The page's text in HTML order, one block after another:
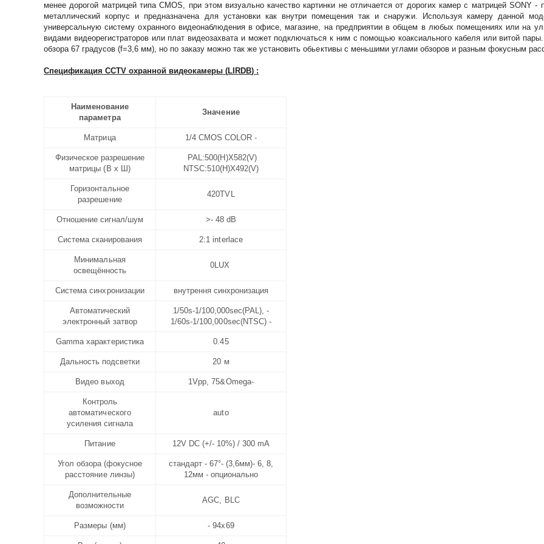
менее дорогой матрицей типа CMOS, при этом визуально качество картинки не отличается от дорогих камер с матрицей SONY -
металлический корпус и предназначена для установки как внутри помещения так и снаружи. Используя камеру данной
универсальную систему охранного видеонаблюдения в офисе, магазине, на предприятии в общем в любых помещениях или на
видами видеорегистраторов или плат видеозахвата и может подключаться к ним с помощью коаксиального кабеля или витой
обзора 67 градусов (f=3,6 мм), но по заказу можно так же установить обьективы с меньшими углами обзоров и разным фокусным
Спецификация CCTV охранной видеокамеры (LIRDB) :
Наименование
параметра
Значение
Матрица 1/4 CMOS COLOR -
Физическое разрешение
матрицы (В х Ш)
PAL:500(H)X582(V)
NTSC:510(H)X492(V)
Горизонтальное
разрешение
420TVL
Отношение сигнал/шум >- 48 dB
Система сканирования 2:1 interlace
Минимальная
освещённость
0LUX
Система синхронизации внутрення синхронизация
Автоматический
электронный затвор
1/50s-1/100,000sec(PAL), -
1/60s-1/100,000sec(NTSC) -
Gamma характеристика 0.45
Дальность подсветки 20 м
Видео выход 1Vpp, 75&Omega-
Контроль
автоматического
усиления сигнала
auto
Питание 12V DC (+/- 10%) / 300 mA
Угол обзора (фокусное
расстояние линзы)
стандарт - 67°- (3,6мм)- 6, 8,
12мм - опционально
Дополнительные
возможности
AGC, BLC
Размеры (мм) - 94x69